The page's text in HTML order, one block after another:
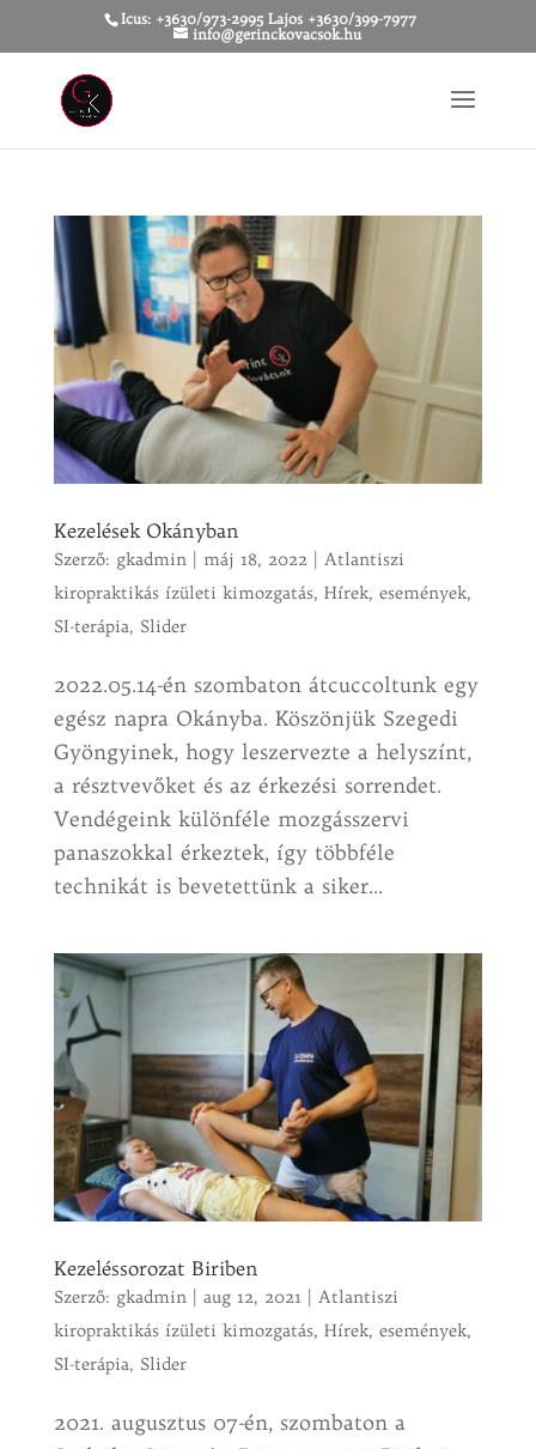
Icus: +3630/973-2995 Lajos +3630/399-7977
info@gerinckovacsok.hu
Kezelések Okányban
Szerző: gkadmin| máj 18, 2022| Atlantiszi
kiropraktikás ízületi kimozgatás, Hírek, események,
SI-terápia, Slider
2022.05.14-én szombaton átcuccoltunk egy
egész napra Okányba. Köszönjük Szegedi
Gyöngyinek, hogy leszervezte a helyszínt,
a résztvevőket és az érkezési sorrendet.
Vendégeink különféle mozgásszervi
panaszokkal érkeztek, így többféle
technikát is bevetettünk a siker...
Kezeléssorozat Biriben
Szerző: gkadmin| aug 12, 2021| Atlantiszi
kiropraktikás ízületi kimozgatás, Hírek, események,
SI-terápia, Slider
2021. augusztus 07-én, szombaton a